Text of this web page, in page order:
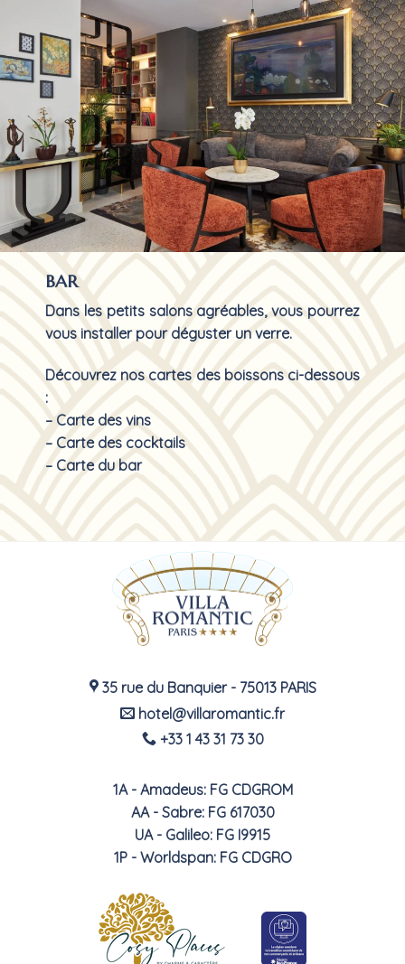
BAR
Dans les petits salons agréables, vous pourrez
vous installer pour déguster un verre.
Découvrez nos cartes des boissons ci-dessous
:
– Carte des vins
– Carte des cocktails
– Carte du bar
35 rue du Banquier - 75013 PARIS
hotel@villaromantic.fr
+33 1 43 31 73 30
1A - Amadeus: FG CDGROM
AA - Sabre: FG 617030
UA - Galileo: FG I9915
1P - Worldspan: FG CDGRO